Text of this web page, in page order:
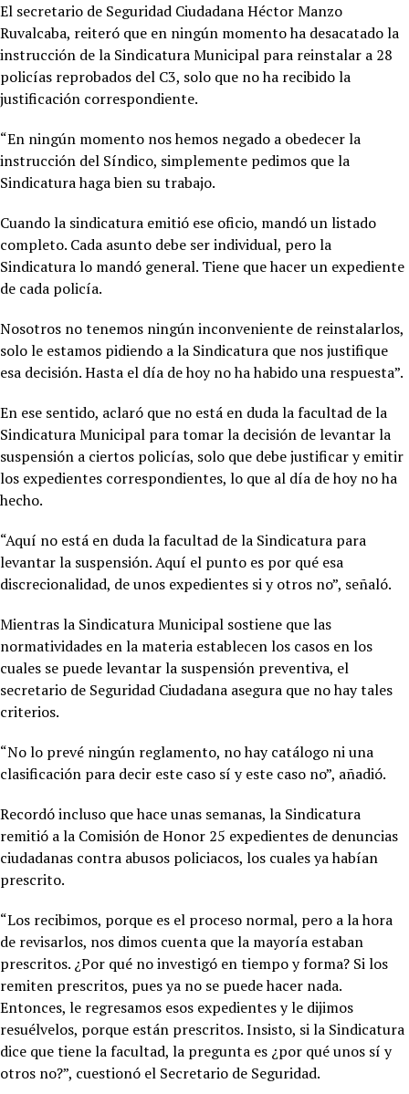
El secretario de Seguridad Ciudadana Héctor Manzo
Ruvalcaba, reiteró que en ningún momento ha desacatado la
instrucción de la Sindicatura Municipal para reinstalar a 28
policías reprobados del C3, solo que no ha recibido la
justificación correspondiente.
“En ningún momento nos hemos negado a obedecer la
instrucción del Síndico, simplemente pedimos que la
Sindicatura haga bien su trabajo.
Cuando la sindicatura emitió ese oficio, mandó un listado
completo. Cada asunto debe ser individual, pero la
Sindicatura lo mandó general. Tiene que hacer un expediente
de cada policía.
Nosotros no tenemos ningún inconveniente de reinstalarlos,
solo le estamos pidiendo a la Sindicatura que nos justifique
esa decisión. Hasta el día de hoy no ha habido una respuesta”.
En ese sentido, aclaró que no está en duda la facultad de la
Sindicatura Municipal para tomar la decisión de levantar la
suspensión a ciertos policías, solo que debe justificar y emitir
los expedientes correspondientes, lo que al día de hoy no ha
hecho.
“Aquí no está en duda la facultad de la Sindicatura para
levantar la suspensión. Aquí el punto es por qué esa
discrecionalidad, de unos expedientes si y otros no”, señaló.
Mientras la Sindicatura Municipal sostiene que las
normatividades en la materia establecen los casos en los
cuales se puede levantar la suspensión preventiva, el
secretario de Seguridad Ciudadana asegura que no hay tales
criterios.
“No lo prevé ningún reglamento, no hay catálogo ni una
clasificación para decir este caso sí y este caso no”, añadió.
Recordó incluso que hace unas semanas, la Sindicatura
remitió a la Comisión de Honor 25 expedientes de denuncias
ciudadanas contra abusos policiacos, los cuales ya habían
prescrito.
“Los recibimos, porque es el proceso normal, pero a la hora
de revisarlos, nos dimos cuenta que la mayoría estaban
prescritos. ¿Por qué no investigó en tiempo y forma? Si los
remiten prescritos, pues ya no se puede hacer nada.
Entonces, le regresamos esos expedientes y le dijimos
resuélvelos, porque están prescritos. Insisto, si la Sindicatura
dice que tiene la facultad, la pregunta es ¿por qué unos sí y
otros no?”, cuestionó el Secretario de Seguridad.